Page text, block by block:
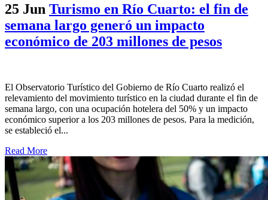
25 Jun Turismo en Río Cuarto: el fin de
semana largo generó un impacto
económico de 203 millones de pesos
El Observatorio Turístico del Gobierno de Río Cuarto realizó el
relevamiento del movimiento turístico en la ciudad durante el fin de
semana largo, con una ocupación hotelera del 50% y un impacto
económico superior a los 203 millones de pesos. Para la medición,
se estableció el...
Read More